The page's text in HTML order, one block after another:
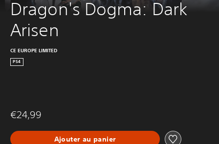
Dragon's Dogma: Dark
Arisen
CE EUROPE LIMITED
PS4
€24,99
Ajouter au panier